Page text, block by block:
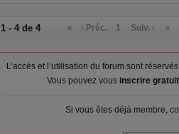
1 - 4 de 4 « ‹ Préc. 1 Suiv. › »
L’accès et l’utilisation du forum sont
Vous pouvez vous inscrire
Si vous êtes déjà membre,